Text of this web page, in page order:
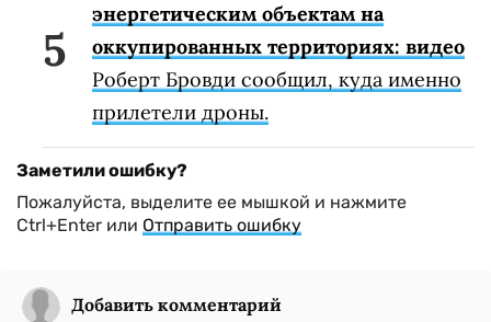
энергетическим объектам на
оккупированных территориях: видео
Роберт Бровди сообщил, куда именно
прилетели дроны.
Заметили ошибку?
Пожалуйста, выделите ее мышкой и нажмите
Ctrl+Enter или Отправить ошибку
Добавить комментарий